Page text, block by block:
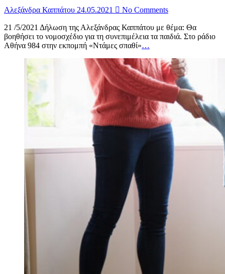
Αλεξάνδρα Καππάτου 24.05.2021 No Comments
21 /5/2021 Δήλωση της Αλεξάνδρας Καππάτου με θέμα: Θα
βοηθήσει το νομοσχέδιο για τη συνεπιμέλεια τα παιδιά. Στο ράδιο
Αθήνα 984 στην εκπομπή «Ντάμες σπαθί»…